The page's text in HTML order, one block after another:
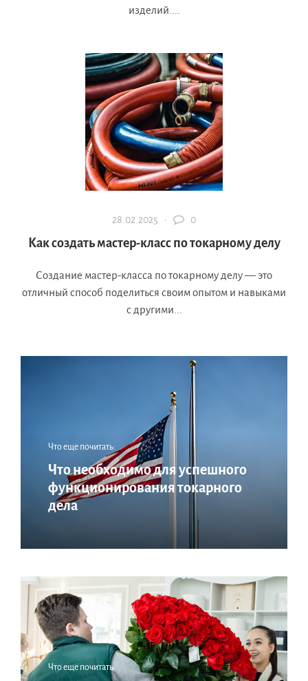
изделий....
28.02.2025 · 0
Как создать мастер-класс по токарному делу
Создание мастер-класса по токарному делу — это
отличный способ поделиться своим опытом и навыками
с другими...
Что еще почитать:
Что необходимо для успешного
функционирования токарного
дела
Что еще почитать: